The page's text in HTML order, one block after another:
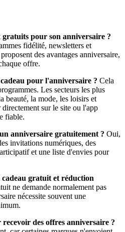
pour son anniversaire ?
fidélité, newsletters et
des avantages anniversaire,
offre.
pour l'anniversaire ? Cela
Les secteurs les plus
beauté, la mode, les loisirs et
sur le site ou l'app
fiable.
anniversaire gratuitement ? Oui,
invitations numériques, des
et une liste d'envies pour
gratuit et réduction
ne demande normalement pas
nécessite souvent une
des offres anniversaire ?